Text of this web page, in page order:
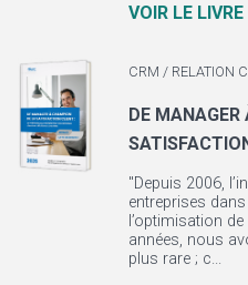
VOIR LE
CRM / RELATION
DE
"Depuis 2006,
entreprises
l’optimisation
années, nous
plus rare ; c...